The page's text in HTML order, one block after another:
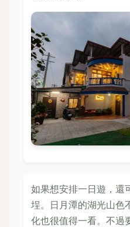
如果想安排一日遊，還
埕。日月潭的湖光山色
化也很值得一看。不過